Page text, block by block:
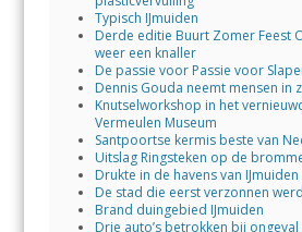
Typisch IJmuiden
Derde editie Buurt Zomer Feest
weer een knaller
De passie voor Passie voor
Dennis Gouda neemt mensen in
Knutselworkshop in het
Vermeulen Museum
Santpoortse kermis beste van
Uitslag Ringsteken op de
Drukte in de havens van IJmuiden
De stad die eerst verzonnen werd
Brand duingebied IJmuiden
Drie auto’s betrokken bij ongeval